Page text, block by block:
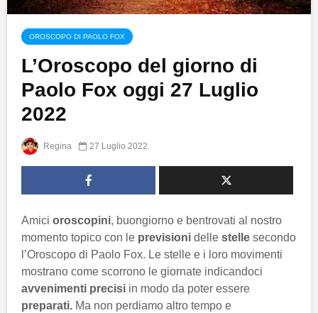
OROSCOPO DI PAOLO FOX
L’Oroscopo del giorno di
Paolo Fox oggi 27 Luglio
2022
Regina 27 Luglio 2022
Amici oroscopini, buongiorno e bentrovati al nostro
momento topico con le previsioni delle stelle secondo
l’Oroscopo di Paolo Fox. Le stelle e i loro movimenti
mostrano come scorrono le giornate indicandoci
avvenimenti precisi in modo da poter essere
preparati. Ma non perdiamo altro tempo e